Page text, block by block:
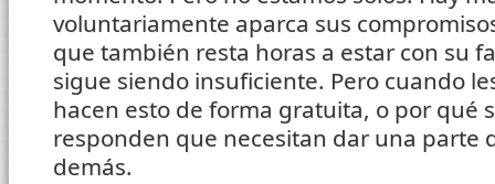
voluntariamente aparca sus
que también resta horas a estar con su
sigue siendo insuficiente. Pero cuando
hacen esto de forma gratuita, o por qué
responden que necesitan dar una parte
demás.